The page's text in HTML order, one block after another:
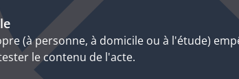
(à personne, à domicile ou à l'étude)
le contenu de l'acte.